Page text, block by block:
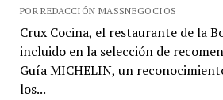
POR REDACCIÓN MASSNEGOCIOS
Crux Cocina, el restaurante de la
incluido en la selección de
Guía MICHELIN, un
los...